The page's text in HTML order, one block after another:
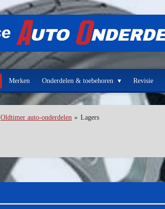
Merken Onderdelen & toebehoren Revisie
Oldtimer auto-onderdelen » Lagers